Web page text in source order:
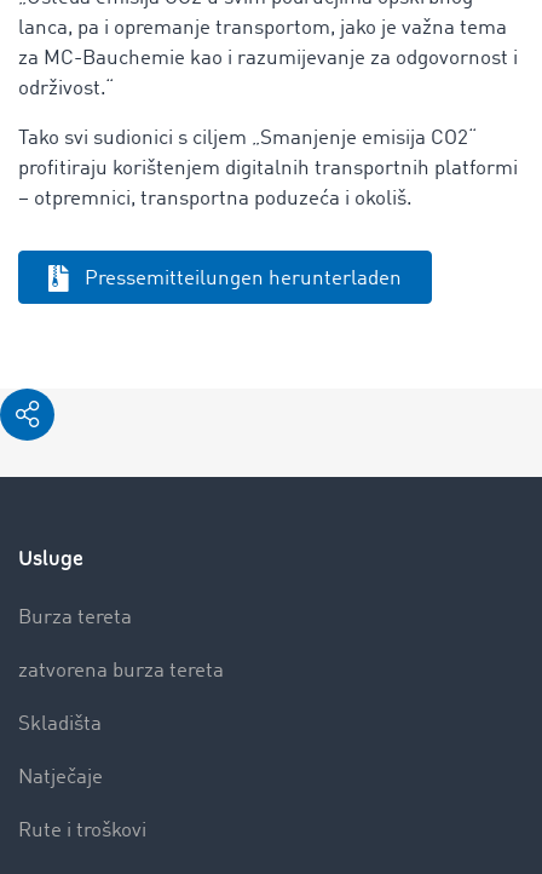
lanca, pa i opremanje transportom, jako je važna tema
za MC-Bauchemie kao i razumijevanje za odgovornost i
održivost.“
Tako svi sudionici s ciljem „Smanjenje emisija CO2“
profitiraju korištenjem digitalnih transportnih platformi
– otpremnici, transportna poduzeća i okoliš.
Pressemitteilungen herunterladen
Usluge
Burza tereta
zatvorena burza tereta
Skladišta
Natječaje
Rute i troškovi